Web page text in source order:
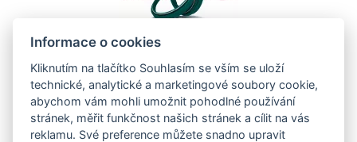
simering + prachovka do př. vidlice
(48 x 57,9 x 9 mm, WP 48 mm), SKF
M320-025 SKF/ INNTECK
Informace o cookies
Kliknutím na tlačítko Souhlasím se vším se uloží
technické, analytické a marketingové soubory cookie,
abychom vám mohli umožnit pohodlné používání
stránek, měřit funkčnost našich stránek a cílit na vás
reklamu. Své preference můžete snadno upravit